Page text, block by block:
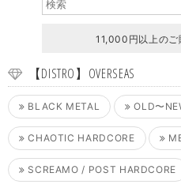
11,000円以上のご
【DISTRO】OVERSEAS
BLACK METAL OLD〜
CHAOTIC HARDCORE
SCREAMO / POST HARDCORE